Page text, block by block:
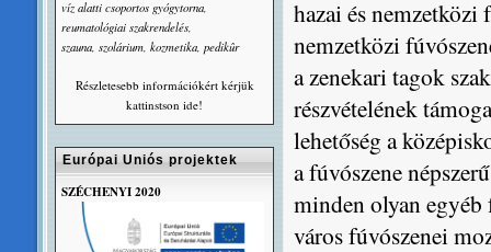
hazai és nemzetközi
nemzetközi
a zenekari tagok
részvételének
lehetőség a
a fúvószene
minden olyan egyéb
város fúvószenei
víz alatti csoportos gyógytorna,
reumatológiai szakrendelés,
szauna, szolárium, kozmetika, pedikûr
Részletesebb információkért kérjük
kattinstson ide!
Európai Uniós projektek
SZÉCHENYI 2020